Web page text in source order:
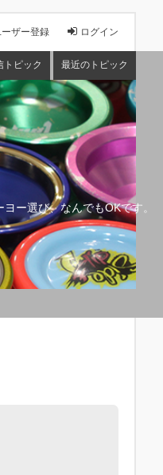
ログイン
ーザー登録
トピック 最近のトピック
ー選び、なんでもOKです。